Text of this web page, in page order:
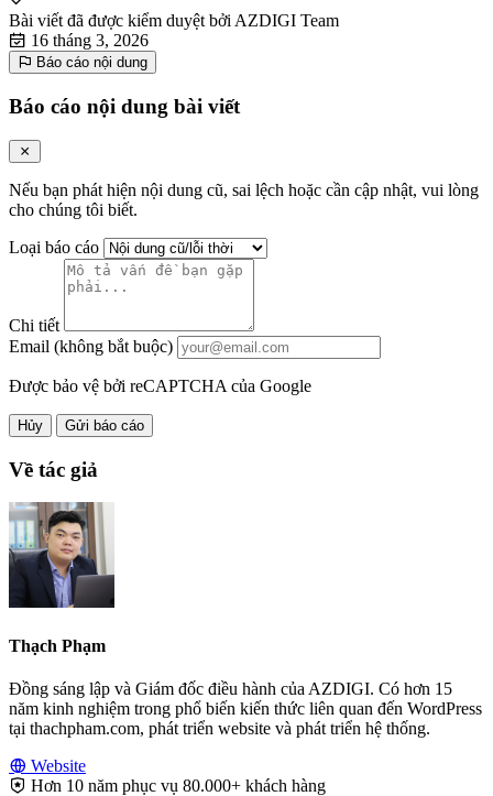
Bài viết đã được kiểm duyệt bởi AZDIGI Team
16 tháng 3, 2026
Báo cáo nội dung
Báo cáo nội dung bài viết
Nếu bạn phát hiện nội dung cũ, sai lệch hoặc cần cập nhật, vui lòng
cho chúng tôi biết.
Loại báo cáo
Chi tiết
Email (không bắt buộc)
Được bảo vệ bởi reCAPTCHA của Google
Hủy Gửi báo cáo
Về tác giả
Thạch Phạm
Đồng sáng lập và Giám đốc điều hành của AZDIGI. Có hơn 15
năm kinh nghiệm trong phổ biến kiến thức liên quan đến WordPress
tại thachpham.com, phát triển website và phát triển hệ thống.
Website
Hơn 10 năm phục vụ 80.000+ khách hàng